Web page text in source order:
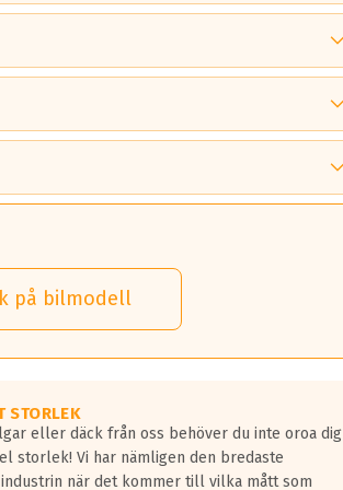
på.
däck.
på bilmodell
STORLEK
eller däck från oss behöver du inte oroa dig
storlek! Vi har nämligen den bredaste
när det kommer till vilka mått som